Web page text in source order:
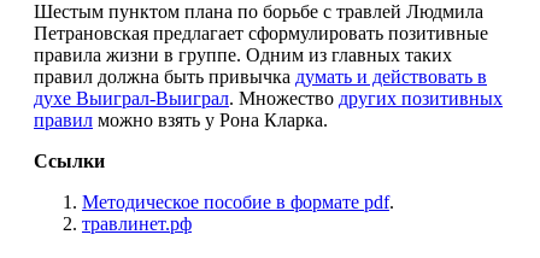
Шестым пунктом плана по борьбе с травлей Людмила
Петрановская предлагает сформулировать позитивные
правила жизни в группе. Одним из главных таких
правил должна быть привычка думать и действовать в
духе Выиграл-Выиграл. Множество других позитивных
правил можно взять у Рона Кларка.
Ссылки
Методическое пособие в формате pdf.
травлинет.рф